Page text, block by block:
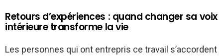
Retours d’expériences : quand changer sa voix
intérieure transforme la vie
Les personnes qui ont entrepris ce travail s’accordent